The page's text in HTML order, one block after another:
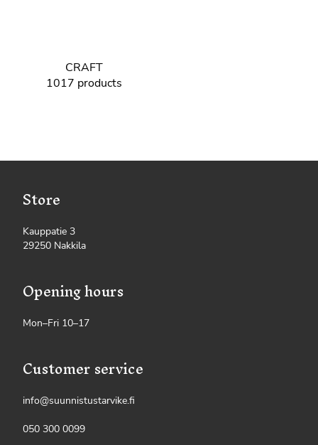
CRAFT
1017 products
Store
Kauppatie 3
29250 Nakkila
Opening hours
Mon–Fri 10–17
Customer service
info@suunnistustarvike.fi
050 300 0099